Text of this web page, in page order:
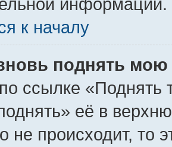
к началу
поднять мою
ссылке «Поднять
её в
не происходит, то